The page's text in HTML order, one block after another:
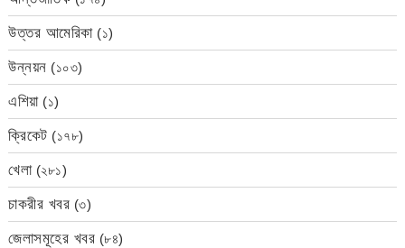
উত্তর আমেরিকা(১)
উন্নয়ন (১০৩)
এশিয়া(১)
ক্রিকেট (১৭৮)
খেলা(২৮১)
চাকরীর খবর (৩)
জেলাসমূহের খবর (৮৪)